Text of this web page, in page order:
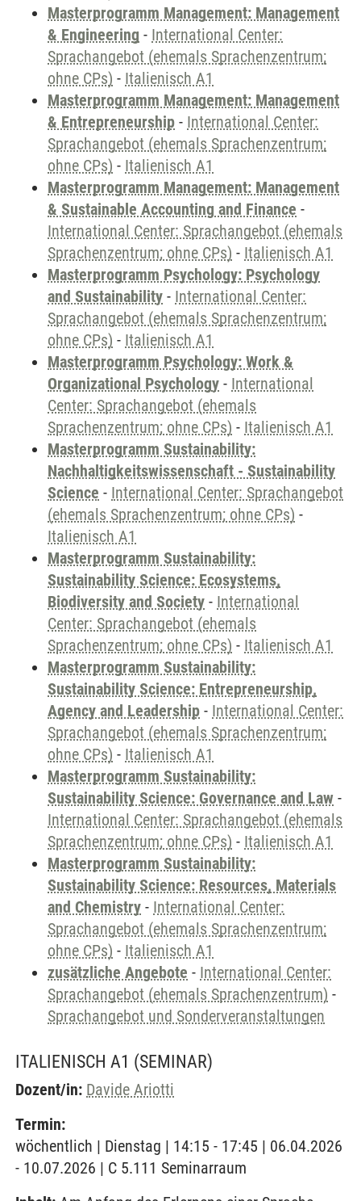
Masterprogramm Management: Management
& Engineering - International Center:
Sprachangebot (ehemals Sprachenzentrum;
ohne CPs) - Italienisch A1
Masterprogramm Management: Management
& Entrepreneurship - International Center:
Sprachangebot (ehemals Sprachenzentrum;
ohne CPs) - Italienisch A1
Masterprogramm Management: Management
& Sustainable Accounting and Finance -
International Center: Sprachangebot (ehemals
Sprachenzentrum; ohne CPs) - Italienisch A1
Masterprogramm Psychology: Psychology
and Sustainability - International Center:
Sprachangebot (ehemals Sprachenzentrum;
ohne CPs) - Italienisch A1
Masterprogramm Psychology: Work &
Organizational Psychology - International
Center: Sprachangebot (ehemals
Sprachenzentrum; ohne CPs) - Italienisch A1
Masterprogramm Sustainability:
Nachhaltigkeitswissenschaft - Sustainability
Science - International Center: Sprachangebot
(ehemals Sprachenzentrum; ohne CPs) -
Italienisch A1
Masterprogramm Sustainability:
Sustainability Science: Ecosystems,
Biodiversity and Society - International
Center: Sprachangebot (ehemals
Sprachenzentrum; ohne CPs) - Italienisch A1
Masterprogramm Sustainability:
Sustainability Science: Entrepreneurship,
Agency and Leadership - International Center:
Sprachangebot (ehemals Sprachenzentrum;
ohne CPs) - Italienisch A1
Masterprogramm Sustainability:
Sustainability Science: Governance and Law -
International Center: Sprachangebot (ehemals
Sprachenzentrum; ohne CPs) - Italienisch A1
Masterprogramm Sustainability:
Sustainability Science: Resources, Materials
and Chemistry - International Center:
Sprachangebot (ehemals Sprachenzentrum;
ohne CPs) - Italienisch A1
zusätzliche Angebote - International Center:
Sprachangebot (ehemals Sprachenzentrum) -
Sprachangebot und Sonderveranstaltungen
ITALIENISCH A1 (SEMINAR)
Dozent/in: Davide Ariotti
Termin:
wöchentlich | Dienstag | 14:15 - 17:45 | 06.04.2026
- 10.07.2026 | C 5.111 Seminarraum